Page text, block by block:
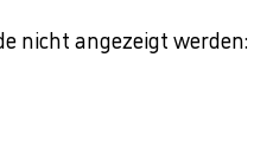
nicht angezeigt werden: